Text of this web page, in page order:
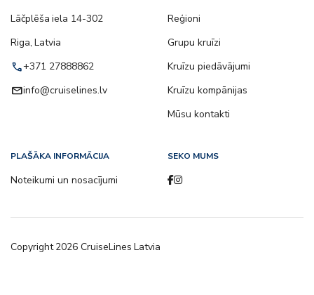
Lāčplēša iela 14-302
Riga, Latvia
call+371 27888862
emailinfo@cruiselines.lv
Reģioni
Grupu kruīzi
Kruīzu piedāvājumi
Kruīzu kompānijas
Mūsu kontakti
PLAŠĀKA INFORMĀCIJA
Noteikumi un nosacījumi
SEKO MUMS
Copyright2026 CruiseLines Latvia